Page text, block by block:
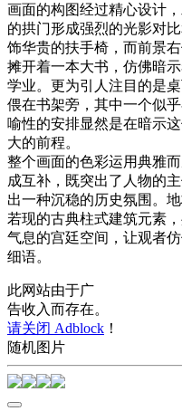
画面的构图经过精心设计
的拱门形成强烈的光影对
饰华贵的扶手椅，而前景
摊开着一本大书，仿佛暗
学业。更为引人注目的是
偎在书架旁，其中一个似
喻性的安排显然是在暗示
大的前程。
整个画面的色彩运用典雅
成互补，既突出了人物的
出一种沉稳的历史氛围。
若现的古典柱式建筑元素
气息的宫廷空间，让观者
细语。
此网站由于广
告收入而存在。
请关闭 Adblock ！
随机图片